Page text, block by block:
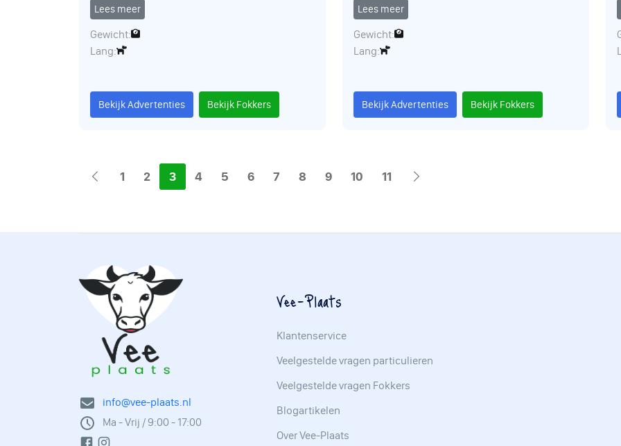
tuinen. Ze zijn sociaal en gemakkelijk in de
omgang, waardoor ze een favoriet zijn voor
zowel beginners als gevorderde vogelhouders.
Lees meer
Gewicht:
Lang:
Bekijk Advertenties Bekijk Fokkers
zowel voor de hobbyist als de boer een
geschikte keuze vanwege hun geringe
onderhoudseisen en veelzijdigheid.
Lees meer
Gewicht:
Lang:
Bekijk Advertenties Bekijk Fokkers
1 2 3 4 5 6 7 8 9 10 11
info@vee-plaats.nl
Ma - Vrij / 9:00 - 17:00
Vee-Plaats
Klantenservice
Veelgestelde vragen particulieren
Veelgestelde vragen Fokkers
Blogartikelen
Over Vee-Plaats